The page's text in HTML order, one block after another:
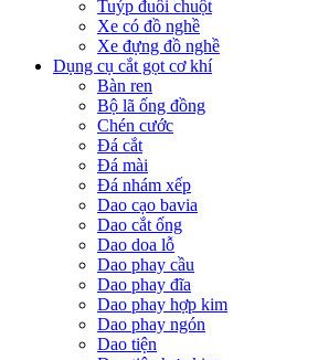
Tuýp đuôi chuột
Xe có đồ nghề
Xe đựng đồ nghề
Dụng cụ cắt gọt cơ khí
Bàn ren
Bộ lã ống đồng
Chén cước
Đá cắt
Đá mài
Đá nhám xếp
Dao cạo bavia
Dao cắt ống
Dao doa lỗ
Dao phay cầu
Dao phay đĩa
Dao phay hợp kim
Dao phay ngón
Dao tiện